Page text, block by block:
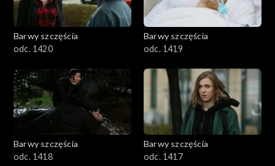
Barwy szczęścia
odc. 1420
Barwy szczęścia
odc. 1419
Barwy szczęścia
odc. 1418
Barwy szczęścia
odc. 1417